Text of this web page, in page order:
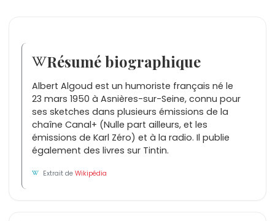
Résumé biographique
Albert Algoud est un humoriste français né le
23 mars 1950 à Asnières-sur-Seine, connu pour
ses sketches dans plusieurs émissions de la
chaîne Canal+ (Nulle part ailleurs, et les
émissions de Karl Zéro) et à la radio. Il publie
également des livres sur Tintin.
Extrait deWikipédia